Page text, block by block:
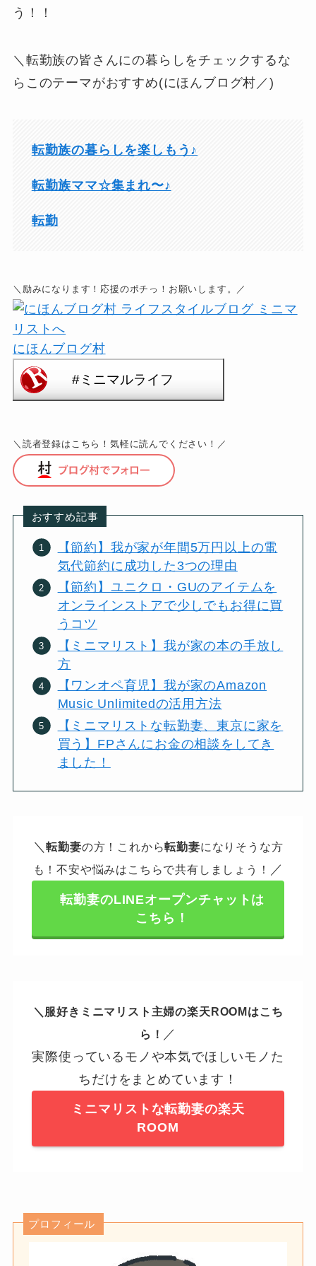
う！！
＼転勤族の皆さんにの暮らしをチェックするな
らこのテーマがおすすめ(にほんブログ村／)
転勤族の暮らしを楽しもう♪
転勤族ママ☆集まれ〜♪
転勤
＼励みになります！応援のポチっ！お願いします。／
にほんブログ村
＼読者登録はこちら！気軽に読んでください！／
おすすめ記事
【節約】我が家が年間5万円以上の電
気代節約に成功した3つの理由
【節約】ユニクロ・GUのアイテムを
オンラインストアで少しでもお得に買
うコツ
【ミニマリスト】我が家の本の手放し
方
【ワンオペ育児】我が家のAmazon
Music Unlimitedの活用方法
【ミニマリストな転勤妻、東京に家を
買う】FPさんにお金の相談をしてき
ました！
＼転勤妻の方！これから転勤妻になりそうな方
も！不安や悩みはこちらで共有しましょう！
／
転勤妻のLINEオープンチャットは
こちら！
＼服好きミニマリスト主婦の楽天ROOMはこち
ら！ ／
実際使っているモノや本気でほしいモノた
ちだけをまとめています！
ミニマリストな転勤妻の楽天
ROOM
プロフィール